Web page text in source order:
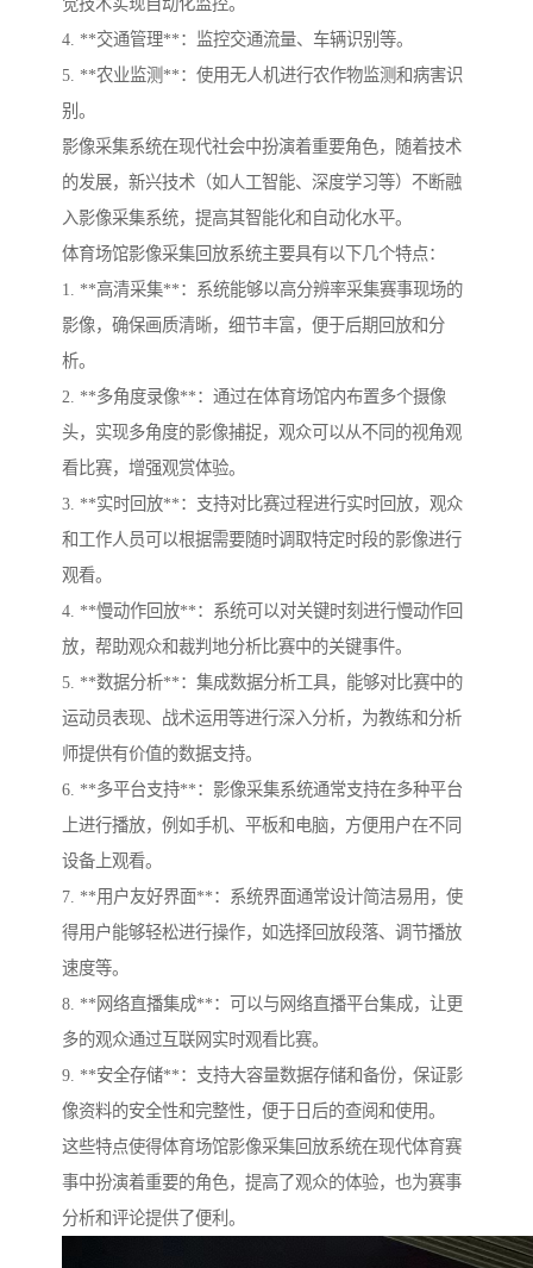
觉技术实现自动化监控。
4. **交通管理**：监控交通流量、车辆识别等。
5. **农业监测**：使用无人机进行农作物监测和病害识
别。
影像采集系统在现代社会中扮演着重要角色，随着技术
的发展，新兴技术（如人工智能、深度学习等）不断融
入影像采集系统，提高其智能化和自动化水平。
体育场馆影像采集回放系统主要具有以下几个特点：
1. **高清采集**：系统能够以高分辨率采集赛事现场的
影像，确保画质清晰，细节丰富，便于后期回放和分
析。
2. **多角度录像**：通过在体育场馆内布置多个摄像
头，实现多角度的影像捕捉，观众可以从不同的视角观
看比赛，增强观赏体验。
3. **实时回放**：支持对比赛过程进行实时回放，观众
和工作人员可以根据需要随时调取特定时段的影像进行
观看。
4. **慢动作回放**：系统可以对关键时刻进行慢动作回
放，帮助观众和裁判地分析比赛中的关键事件。
5. **数据分析**：集成数据分析工具，能够对比赛中的
运动员表现、战术运用等进行深入分析，为教练和分析
师提供有价值的数据支持。
6. **多平台支持**：影像采集系统通常支持在多种平台
上进行播放，例如手机、平板和电脑，方便用户在不同
设备上观看。
7. **用户友好界面**：系统界面通常设计简洁易用，使
得用户能够轻松进行操作，如选择回放段落、调节播放
速度等。
8. **网络直播集成**：可以与网络直播平台集成，让更
多的观众通过互联网实时观看比赛。
9. **安全存储**：支持大容量数据存储和备份，保证影
像资料的安全性和完整性，便于日后的查阅和使用。
这些特点使得体育场馆影像采集回放系统在现代体育赛
事中扮演着重要的角色，提高了观众的体验，也为赛事
分析和评论提供了便利。